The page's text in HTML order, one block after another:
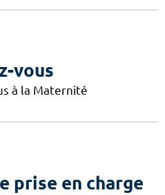
vous
à la Maternité
prise en charge